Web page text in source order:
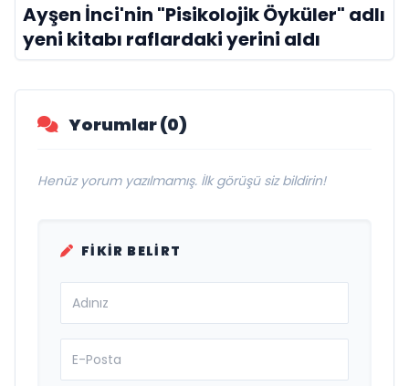
Ayşen İnci'nin "Pisikolojik Öyküler" adlı
yeni kitabı raflardaki yerini aldı
Yorumlar (0)
Henüz yorum yazılmamış. İlk görüşü siz bildirin!
FIKIR BELIRT